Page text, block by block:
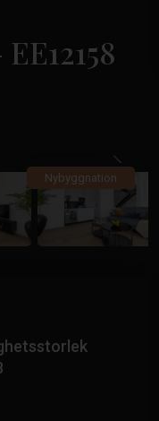
Nybyggnation